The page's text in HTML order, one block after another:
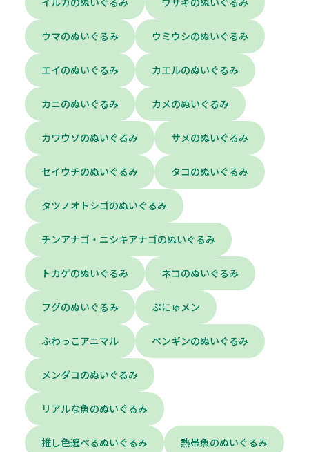
ウマのぬいぐるみ ウミウシのぬいぐるみ
エイのぬいぐるみ カエルのぬいぐるみ
カニのぬいぐるみ カメのぬいぐるみ
カワウソのぬいぐるみ サメのぬいぐるみ
セイウチのぬいぐるみ タコのぬいぐるみ
タツノオトシゴのぬいぐるみ
チンアナゴ・ニシキアナゴのぬいぐるみ
トカゲのぬいぐるみ ネコのぬいぐるみ
フグのぬいぐるみ ぷにゅメン
ふわっこアニマル ペンギンのぬいぐるみ
メンダコのぬいぐるみ
リアルな魚のぬいぐるみ
推し色選べるぬいぐるみ 熱帯魚のぬいぐるみ